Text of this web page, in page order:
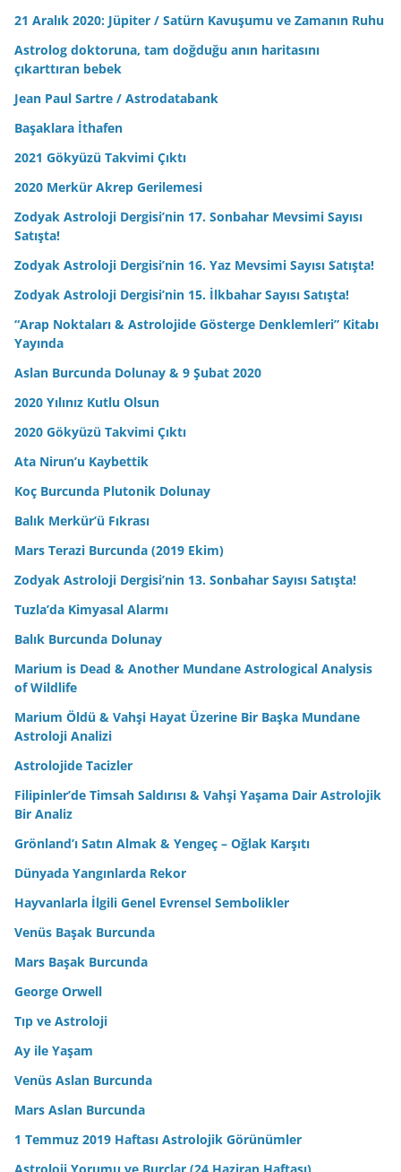
21 Aralık 2020: Jüpiter / Satürn Kavuşumu ve Zamanın Ruhu
Astrolog doktoruna, tam doğduğu anın haritasını
çıkarttıran bebek
Jean Paul Sartre / Astrodatabank
Başaklara İthafen
2021 Gökyüzü Takvimi Çıktı
2020 Merkür Akrep Gerilemesi
Zodyak Astroloji Dergisi’nin 17. Sonbahar Mevsimi Sayısı
Satışta!
Zodyak Astroloji Dergisi’nin 16. Yaz Mevsimi Sayısı Satışta!
Zodyak Astroloji Dergisi’nin 15. İlkbahar Sayısı Satışta!
“Arap Noktaları & Astrolojide Gösterge Denklemleri” Kitabı
Yayında
Aslan Burcunda Dolunay & 9 Şubat 2020
2020 Yılınız Kutlu Olsun
2020 Gökyüzü Takvimi Çıktı
Ata Nirun’u Kaybettik
Koç Burcunda Plutonik Dolunay
Balık Merkür’ü Fıkrası
Mars Terazi Burcunda (2019 Ekim)
Zodyak Astroloji Dergisi’nin 13. Sonbahar Sayısı Satışta!
Tuzla’da Kimyasal Alarmı
Balık Burcunda Dolunay
Marium is Dead & Another Mundane Astrological Analysis
of Wildlife
Marium Öldü & Vahşi Hayat Üzerine Bir Başka Mundane
Astroloji Analizi
Astrolojide Tacizler
Filipinler’de Timsah Saldırısı & Vahşi Yaşama Dair Astrolojik
Bir Analiz
Grönland’ı Satın Almak & Yengeç – Oğlak Karşıtı
Dünyada Yangınlarda Rekor
Hayvanlarla İlgili Genel Evrensel Sembolikler
Venüs Başak Burcunda
Mars Başak Burcunda
George Orwell
Tıp ve Astroloji
Ay ile Yaşam
Venüs Aslan Burcunda
Mars Aslan Burcunda
1 Temmuz 2019 Haftası Astrolojik Görünümler
Astroloji Yorumu ve Burçlar (24 Haziran Haftası)